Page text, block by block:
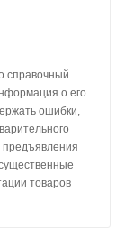
справочный
о его
ошибки,
товаров